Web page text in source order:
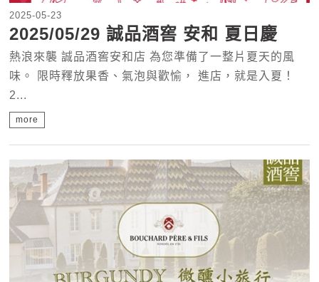
2025-05-23
2025/05/29 誠品酒窖 安和 夏日慶
熱浪來襲 誠品酒窖安和店 為您準備了一整片夏天的風
味。 限時釋放果香、氣泡與歡愉， 進店，就是入夏！
2...
more